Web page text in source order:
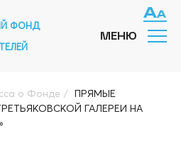
ФОНД
МЕНЮ
о Фонде / ПРЯМЫЕ
ГАЛЕРЕИ НА